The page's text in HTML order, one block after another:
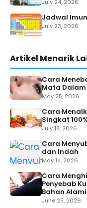
July 24, 2026
Jadwal
July 23, 2026
Artikel Menarik
Cara
Mata Dalam
May 25, 2026
Cara
Singkat
July 18, 2026
Cara
dan Indah
May 14, 2026
Cara
Penyebab
Bahan Alami
June 25, 2026